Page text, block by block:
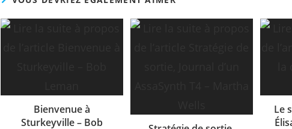
Bienvenue à
Sturkeyville – Bob
Le